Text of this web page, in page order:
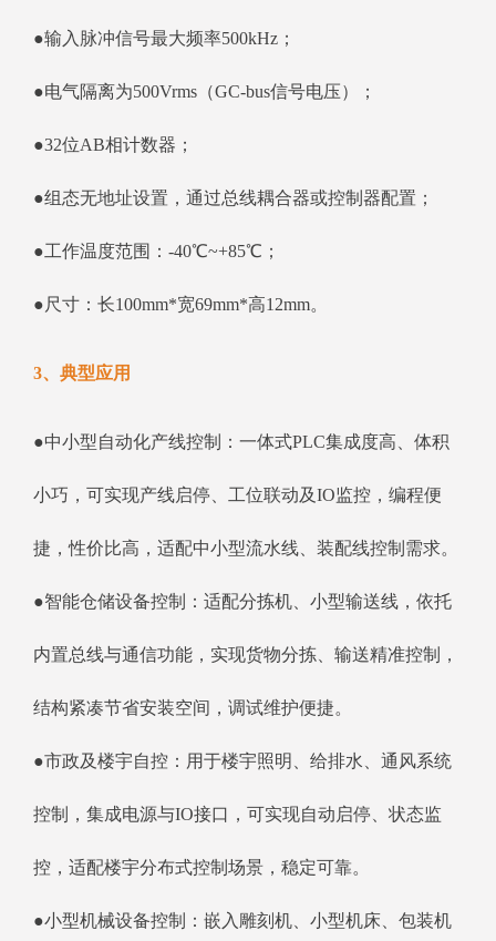
●输入脉冲信号最大频率500kHz；
●电气隔离为500Vrms（GC-bus信号电压）；
●32位AB相计数器；
●组态无地址设置，通过总线耦合器或控制器配置；
●工作温度范围：-40℃~+85℃；
●尺寸：长100mm*宽69mm*高12mm。
3、典型应用
●中小型自动化产线控制：一体式PLC集成度高、体积
小巧，可实现产线启停、工位联动及IO监控，编程便
捷，性价比高，适配中小型流水线、装配线控制需求。
●智能仓储设备控制：适配分拣机、小型输送线，依托
内置总线与通信功能，实现货物分拣、输送精准控制，
结构紧凑节省安装空间，调试维护便捷。
●市政及楼宇自控：用于楼宇照明、给排水、通风系统
控制，集成电源与IO接口，可实现自动启停、状态监
控，适配楼宇分布式控制场景，稳定可靠。
●小型机械设备控制：嵌入雕刻机、小型机床、包装机